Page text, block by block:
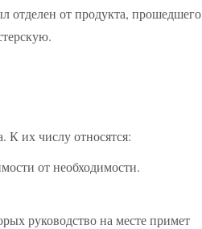
отделен от продукта, прошедшего
К их числу относятся:
от необходимости.
руководство на месте примет